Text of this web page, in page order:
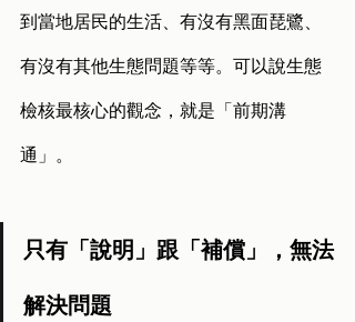
到當地居民的生活、有沒有黑面琵鷺、
有沒有其他生態問題等等。可以說生態
檢核最核心的觀念，就是「前期溝
通」。
只有「說明」跟「補償」，無法
解決問題